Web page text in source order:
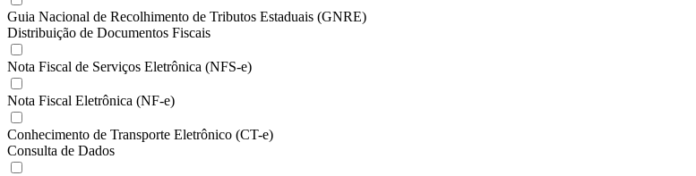
Guia Nacional de Recolhimento de Tributos Estaduais (GNRE)
Distribuição de Documentos Fiscais
Nota Fiscal de Serviços Eletrônica (NFS-e)
Nota Fiscal Eletrônica (NF-e)
Conhecimento de Transporte Eletrônico (CT-e)
Consulta de Dados